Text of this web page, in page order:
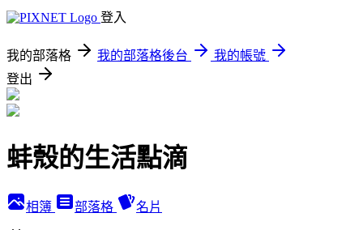
登入
我的部落格 我的部落格後台
我的帳號
登出
蚌殼的生活點滴
相簿 部落格 名片